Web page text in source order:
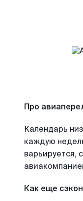
Про
Календарь
каждую
варьируется,
Как еще